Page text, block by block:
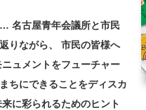
… 名古屋青年会議所と市民
りながら、
市民の皆様へ
ュメントをフューチャー
ちにできることをディスカ
に彩られるためのヒント